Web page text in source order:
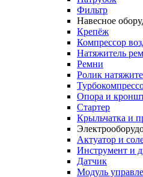
Фильтр
Навесное
Крепёж
Компрессор
Натяжитель
Ремни
Ролик
Опора и
Стартер
Крыльчатка и
Актуатор и
Инструмент и
Датчик
Модуль